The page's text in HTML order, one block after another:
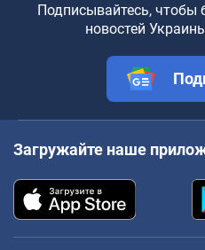
Подписывайтесь, чтобы
новостей
Загружайте наше